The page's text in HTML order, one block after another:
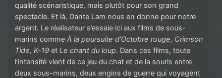
qualité scénaristique, mais plutôt pour son grand
spectacle. Et là, Dante Lam nous en donne pour notre
argent. Le réalisateur s’essaie ici aux films de sous-
marins comme À la poursuite d’Octobre rouge, Crimson
Tide, K-19 et Le chant du loup. Dans ces films, toute
l’intensité vient de ce jeu du chat et de la souris entre
deux sous-marins, deux engins de guerre qui voyagent